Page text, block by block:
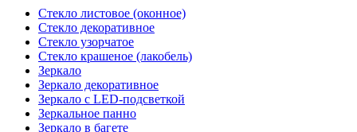
Стекло листовое (оконное)
Стекло декоративное
Стекло узорчатое
Стекло крашеное (лакобель)
Зеркало
Зеркало декоративное
Зеркало с LED-подсветкой
Зеркальное панно
Зеркало в багете